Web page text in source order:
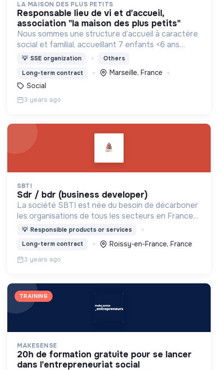
LA MAISON DES PLUS PETITS
responsable lieu de vi et d'accueil,
association "la maison des plus petits"
Nous sommes une structure d’accueil à caractère
social et familial, accueillant 7 enfants <6 ans
24/24h, atteints de maladies ou en situation de
💡 SSE organization
Others
Long-term contract
Marseille, France
Social
3 years ago
SBTI
sdr / bdr (business developer)
La société SBTI est née du besoin de décarboner
les organisations de tous les secteurs en France
(entreprises, industries, collectivités, etc.).
💡 Responsible products or services
Long-term contract
Roissy-en-France, France
3 years ago
TRAINING
MAKESENSE
20h de formation gratuite pour se lancer
dans l'entrepreneuriat social